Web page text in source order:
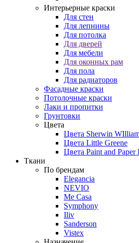
Интерьерные краски
Для стен
Для лепнины
Для потолка
Для дверей
Для мебели
Для оконных рам
Для пола
Для радиаторов
Фасадные краски
Потолочные краски
Лаки и пропитки
Грунтовки
Цвета
Цвета Sherwin
Цвета Little Greene
Цвета Paint and Paper
Ткани
По брендам
Elegancia
NEVIO
Me Casa
Symphony
Iliv
Sanderson
Vistex